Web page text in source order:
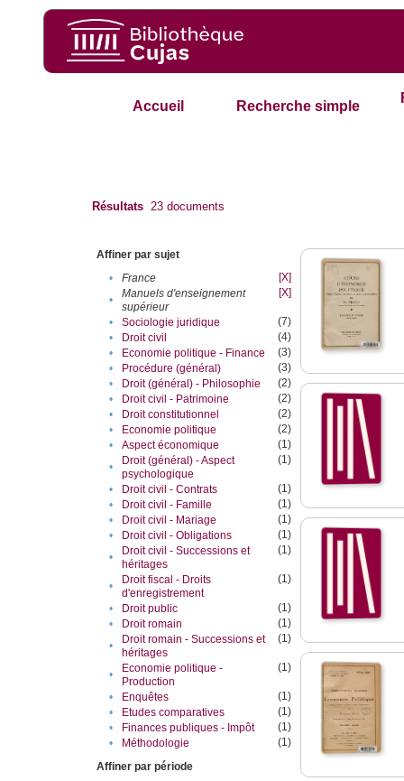
Accueil Recherche simple
Résultats 23 documents
Affiner par sujet
•
France
[X]
•
Manuels d'enseignement
supérieur
[X]
• Sociologie juridique
(7)
•
Droit civil
(4)
•
Economie politique - Finance
(3)
•
Procédure (général)
(3)
•
Droit (général) - Philosophie
(2)
•
Droit civil - Patrimoine
(2)
•
Droit constitutionnel
(2)
•
Economie politique
(2)
•
Aspect économique
(1)
•
Droit (général) - Aspect
psychologique
(1)
• Droit civil - Contrats
(1)
•
Droit civil - Famille
(1)
•
Droit civil - Mariage
(1)
•
Droit civil - Obligations
(1)
•
Droit civil - Successions et
héritages
(1)
•
Droit fiscal - Droits
d'enregistrement
(1)
• Droit public
(1)
•
Droit romain
(1)
•
Droit romain - Successions et
héritages
(1)
•
Economie politique -
Production
(1)
• Enquêtes
(1)
•
Etudes comparatives
(1)
•
Finances publiques - Impôt
(1)
•
Méthodologie
(1)
Affiner par période